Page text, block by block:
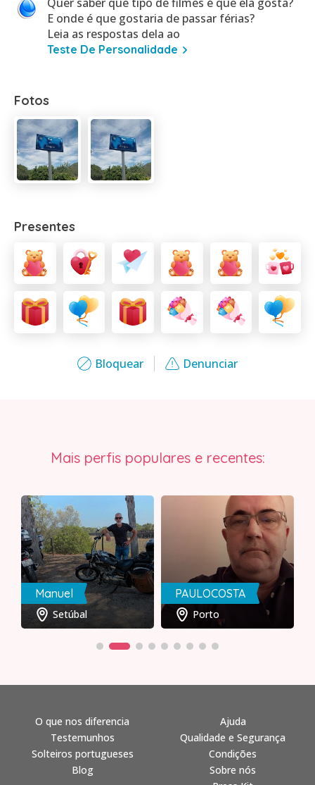
Bloquear Denunciar
E onde é que gostaria de passar férias?
Leia as respostas dela ao
Teste De Personalidade
Fotos
Presentes
Mais perfis populares e recentes:
Manuel
Setúbal
PAULOCOSTA
Porto
O que nos diferencia
Testemunhos
Solteiros portugueses
Blog
Ajuda
Qualidade e Segurança
Condições
Sobre nós